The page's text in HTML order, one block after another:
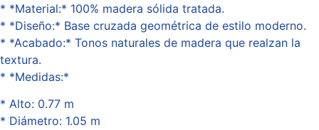
* *Material:* 100% madera sólida tratada.
* *Diseño:* Base cruzada geométrica de estilo moderno.
* *Acabado:* Tonos naturales de madera que realzan la
textura.
* *Medidas:*
* Alto: 0.77 m
* Diámetro: 1.05 m